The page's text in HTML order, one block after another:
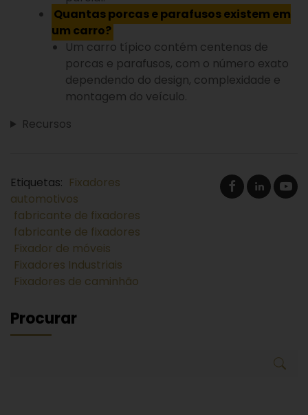
Quantas porcas e parafusos existem em
um carro?
Um carro típico contém centenas de
porcas e parafusos, com o número exato
dependendo do design, complexidade e
montagem do veículo.
Recursos
Etiquetas: Fixadores
automotivos
fabricante de fixadores
fabricante de fixadores
Fixador de móveis
Fixadores Industriais
Fixadores de caminhão
Procurar